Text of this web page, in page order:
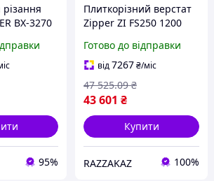
BX-3270
95%
Плиткорізний верстат
Zipper ZI FS250 1200
професійний для
різання плитки мокре
сухе
Готово до відправки
від7267₴/міс
43 601 ₴
47 525.09 ₴
Купити
RAZZAKAZ 100%